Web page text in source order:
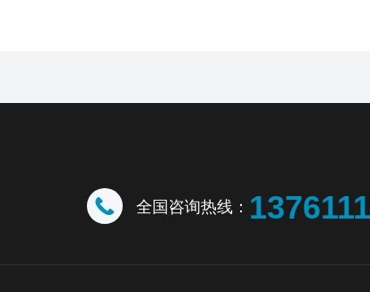
全国咨询热线：